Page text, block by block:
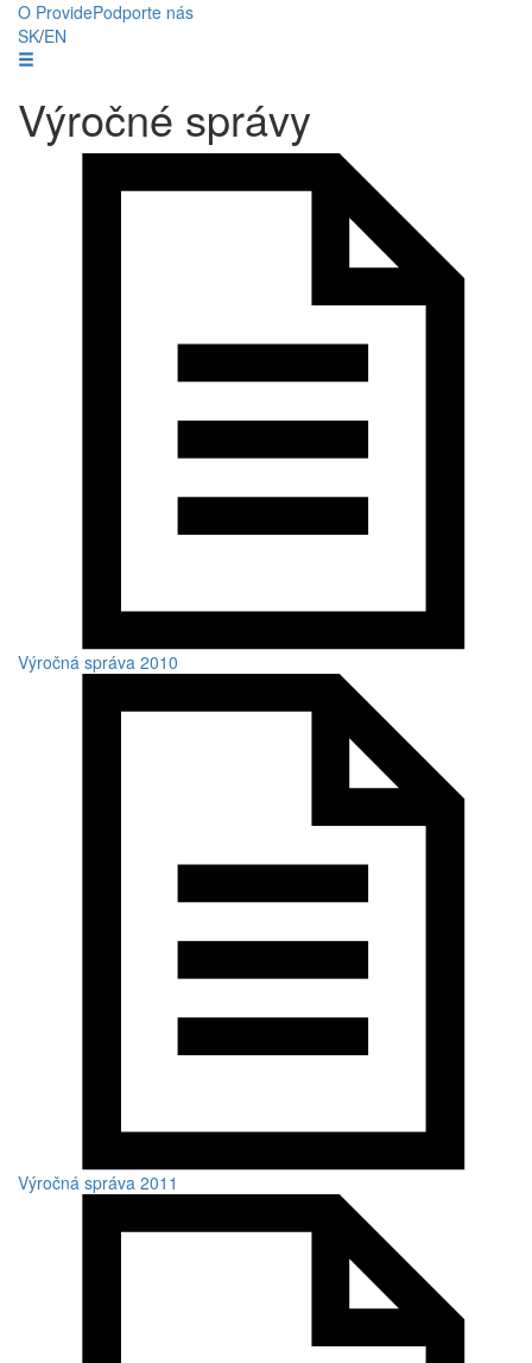
O ProvidePodporte nás
SK/EN
Výročné správy
Výročná správa 2010
Výročná správa 2011